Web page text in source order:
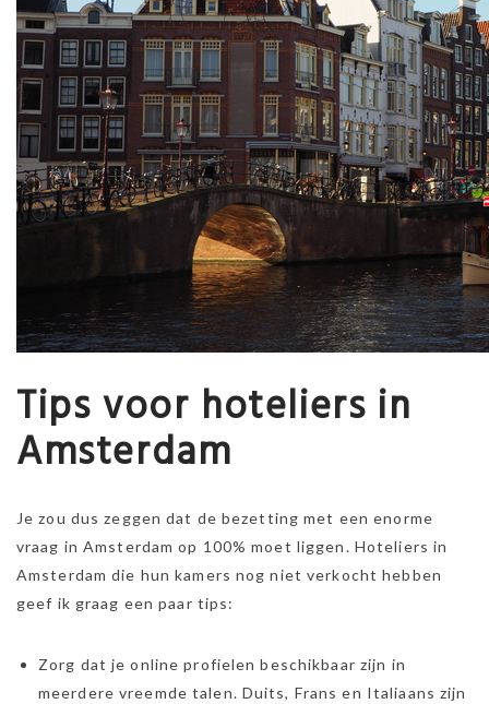
Tips voor hoteliers in
Amsterdam
Je zou dus zeggen dat de bezetting met een enorme
vraag in Amsterdam op 100% moet liggen. Hoteliers in
Amsterdam die hun kamers nog niet verkocht hebben
geef ik graag een paar tips:
Zorg dat je online profielen beschikbaar zijn in
meerdere vreemde talen. Duits, Frans en Italiaans zijn